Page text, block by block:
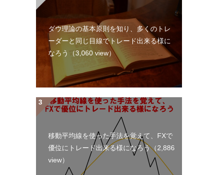
ダウ理論の基本原則を知り、多くのトレ
ーダーと同じ目線でトレード出来る様に
なろう
（3,060 view）
移動平均線を使った手法を覚えて、FXで
優位にトレード出来る様になろう（2,886
view）